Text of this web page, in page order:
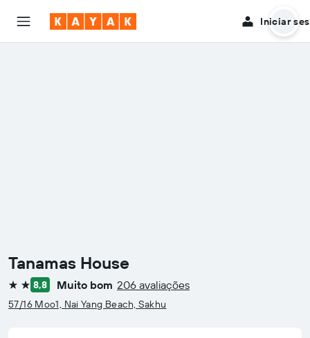
Iniciar
Tanamas House
2 estrelas
8,8 Muito bom 206 avaliações
57/16 Moo1, Nai Yang Beach, Sakhu